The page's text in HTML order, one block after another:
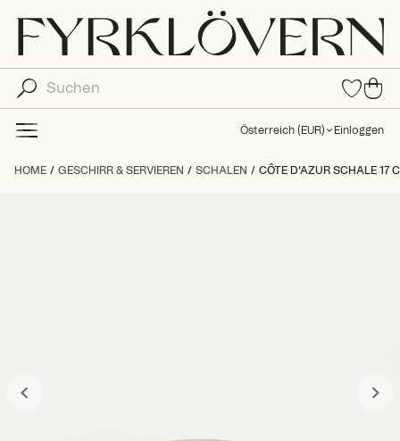
0
Arti
in
orit
0
Art
ike
de
Österreich ( EUR) Einloggen
HOME GESCHIRR & SERVIEREN SCHALEN CÔTE D'AZUR SCHALE 17